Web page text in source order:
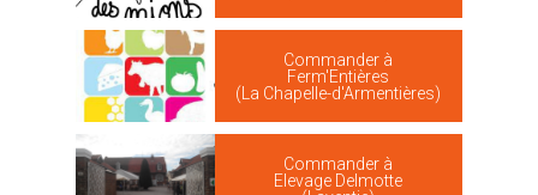
Commander à
Ferm'Entières
(La Chapelle-d'Armentières)
Commander à
Elevage Delmotte